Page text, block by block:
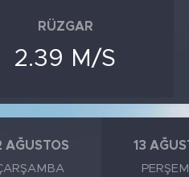
RÜZGAR
2.39 M/S
AĞUSTOS 13